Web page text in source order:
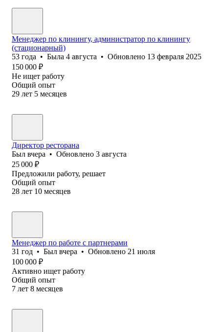
Менеджер по клинингу, администратор по клинингу
(стационарный)
53 года • Была 4 августа • Обновлено 13 февраля 2025
150 000 ₽
Не ищет работу
Общий опыт
29 лет 5 месяцев
Директор ресторана
Был вчера • Обновлено 3 августа
25 000 ₽
Предложили работу, решает
Общий опыт
28 лет 10 месяцев
Менеджер по работе с партнерами
31 год • Был вчера • Обновлено 21 июля
100 000 ₽
Активно ищет работу
Общий опыт
7 лет 8 месяцев